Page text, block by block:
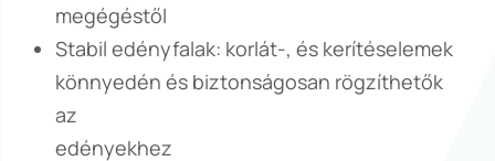
megégéstől
Stabil edényfalak: korlát-, és kerítéselemek
könnyedén és biztonságosan rögzíthetők
az
edényekhez